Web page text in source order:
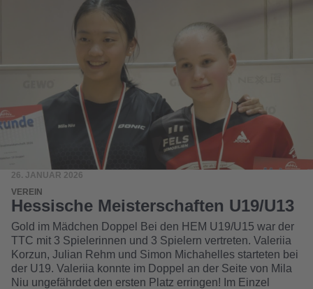
26. JANUAR 2026
VEREIN
Hessische Meisterschaften U19/U13
Gold im Mädchen Doppel Bei den HEM U19/U15 war der
TTC mit 3 Spielerinnen und 3 Spielern vertreten. Valeriia
Korzun, Julian Rehm und Simon Michahelles starteten bei
der U19. Valeriia konnte im Doppel an der Seite von Mila
Niu ungefährdet den ersten Platz erringen! Im Einzel